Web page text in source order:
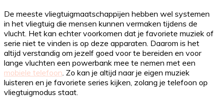
De meeste vliegtuigmaatschappijen hebben wel systemen
in het vliegtuig die mensen kunnen vermaken tijdens de
vlucht. Het kan echter voorkomen dat je favoriete muziek of
serie niet te vinden is op deze apparaten. Daarom is het
altijd verstandig om jezelf goed voor te bereiden en voor
lange vluchten een powerbank mee te nemen met een
mobiele telefoon. Zo kan je altijd naar je eigen muziek
luisteren en je favoriete series kijken, zolang je telefoon op
vliegtuigmodus staat.